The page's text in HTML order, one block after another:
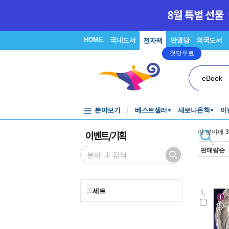
HOME 국내도서 전자책 만권당
첫달무료
외국도서
eBook
분야보기 베스트셀러 새로나온책 이
이벤트/기획
세트
이 분야에 3
판매량순
1.